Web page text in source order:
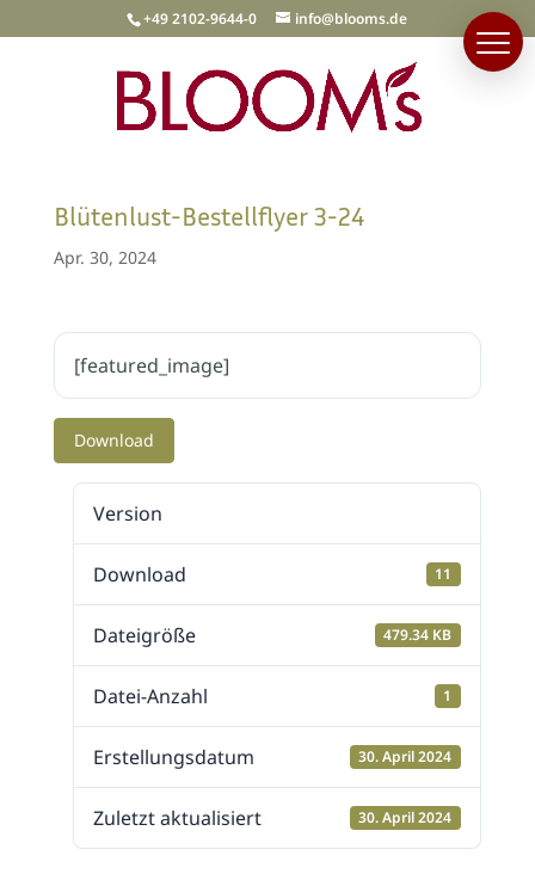
+49 2102-9644-0 info@blooms.de
Blütenlust-Bestellflyer 3-24
Apr. 30, 2024
[featured_image]
Download
Version
Download 11
Dateigröße 479.34 KB
Datei-Anzahl 1
Erstellungsdatum 30. April 2024
Zuletzt aktualisiert 30. April 2024